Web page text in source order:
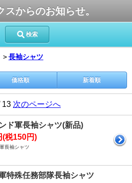
スからのお知らせ。
検索
＞長袖シャツ
価格順 新着順
13 次のページへ
ド軍長袖シャツ(新品)
(税150円)
長袖シャツ
特殊任務部隊長袖シャツ